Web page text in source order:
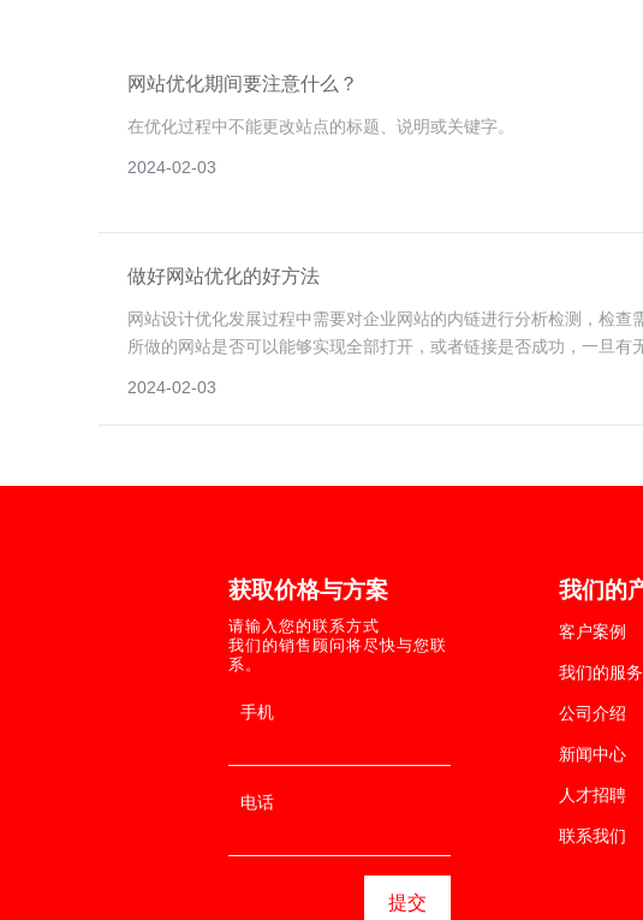
网站优化期间要注意什么？
在优化过程中不能更改站点的标题、说明或关键字。
2024-02-03
做好网站优化的好方法
网站设计优化发展过程中需要对企业网站的内链进行分析检测，检查
所做的网站是否可以能够实现全部打开，或者链接是否成功，一旦有
2024-02-03
地址：潍坊高新区健康东街
服务热线：400-666-3337
新轨道提供：网站建设/网
获取价格与方案
请输入您的联系方式
我们的销售顾问将尽快与您联
系。
手机
电话
提交
我们的
客户案例
我们的服务
公司介绍
新闻中心
人才招聘
联系我们